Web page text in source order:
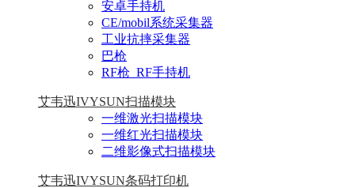
安卓手持机
CE/mobil系统采集器
工业抗摔采集器
巴枪
RF枪_RF手持机
艾韦迅IVYSUN扫描模块
一维激光扫描模块
一维红光扫描模块
二维影像式扫描模块
艾韦迅IVYSUN条码打印机